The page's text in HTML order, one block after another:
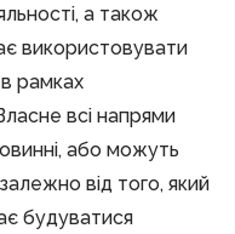
а також
використовувати
рамках
всі напрями
або можуть
від того, який
будуватися